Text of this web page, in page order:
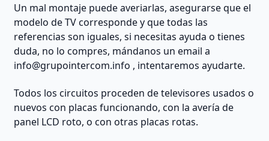
Un mal montaje puede averiarlas, asegurarse que el
modelo de TV corresponde y que todas las
referencias son iguales, si necesitas ayuda o tienes
duda, no lo compres, mándanos un email a
info@grupointercom.info , intentaremos ayudarte.
Todos los circuitos proceden de televisores usados o
nuevos con placas funcionando, con la avería de
panel LCD roto, o con otras placas rotas.